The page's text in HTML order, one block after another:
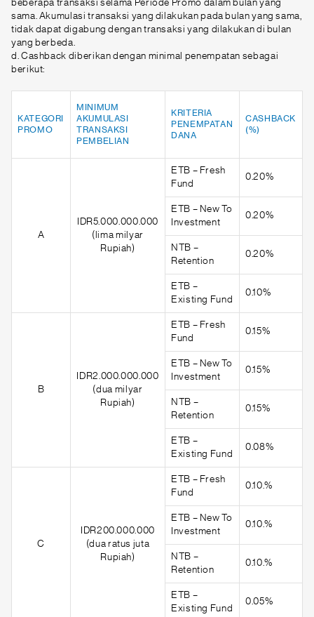
beberapa transaksi selama Periode Promo dalam bulan yang
sama. Akumulasi transaksi yang dilakukan pada bulan yang sama,
tidak dapat digabung dengan transaksi yang dilakukan di bulan
yang berbeda.
d. Cashback diberikan dengan minimal penempatan sebagai
berikut:
KATEGORI
PROMO
MINIMUM
AKUMULASI
TRANSAKSI
PEMBELIAN
KRITERIA
PENEMPATAN
DANA
CASHBACK
(%)
A
IDR5.000.000.000
(lima milyar
Rupiah)
ETB – Fresh
Fund
0.20%
ETB – New To
Investment
0.20%
NTB –
Retention
0.20%
ETB –
Existing Fund
0.10%
B
IDR2.000.000.000
(dua milyar
Rupiah)
ETB – Fresh
Fund
0.15%
ETB – New To
Investment
0.15%
NTB –
Retention
0.15%
ETB –
Existing Fund
0.08%
C
IDR200.000.000
(dua ratus juta
Rupiah)
ETB – Fresh
Fund
0.10.%
ETB – New To
Investment
0.10.%
NTB –
Retention
0.10.%
ETB –
Existing Fund
0.05%